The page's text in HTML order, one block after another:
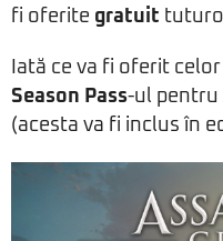
fi oferite gratuit
Iată ce va fi oferit
Season Pass-ul pentru
(acesta va fi inclus în